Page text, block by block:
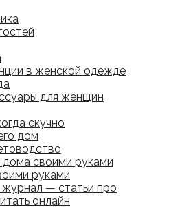
в женской одежде
для женщин
скучно
дом
дома своими руками
руками
— статьи про
онлайн